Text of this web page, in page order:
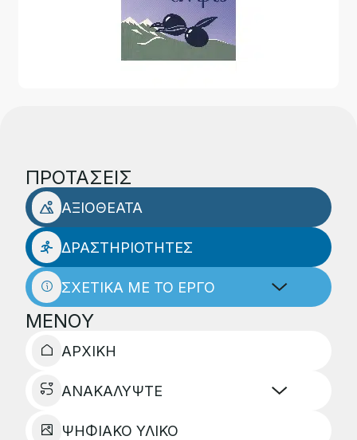
ΠΡΟΤΑΣΕΙΣ
ΑΞΙΟΘΕΑΤΑ
ΔΡΑΣΤΗΡΙΟΤΗΤΕΣ
ΣΧΕΤΙΚΑ ΜΕ ΤΟ ΕΡΓΟ
ΜΕΝΟΥ
ΑΡΧΙΚΗ
ΑΝΑΚΑΛΥΨΤΕ
ΨΗΦΙΑΚΟ ΥΛΙΚΟ